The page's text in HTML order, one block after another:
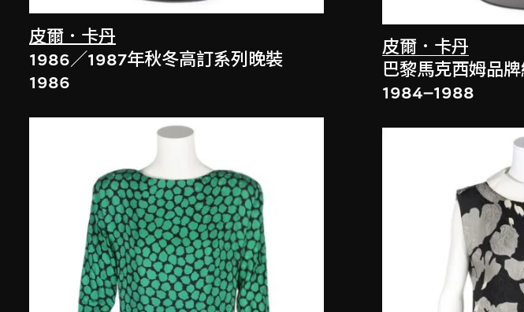
皮爾．卡丹
1986／1987年秋冬高訂系列晚裝
1986
皮爾．卡丹
巴黎馬克西姆品
1984–1988